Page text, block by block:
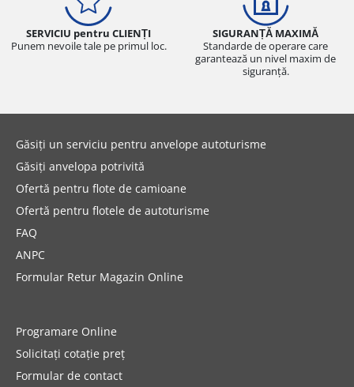
SERVICIU pentru CLIENȚI
Punem nevoile tale pe primul loc.
SIGURANȚĂ MAXIMĂ
Standarde de operare care
garantează un nivel maxim de
siguranță.
Găsiți un serviciu pentru anvelope autoturisme
Găsiți anvelopa potrivită
Ofertă pentru flote de camioane
Ofertă pentru flotele de autoturisme
FAQ
ANPC
Formular Retur Magazin Online
Programare Online
Solicitați cotație preț
Formular de contact